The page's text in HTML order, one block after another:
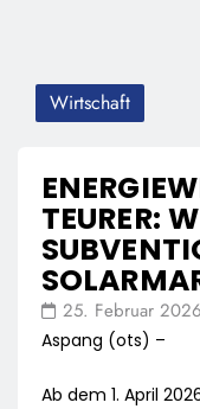
Wirtschaft
TEURER:
25. Februar 2026
Aspang (ots) –
Ab dem 1. April